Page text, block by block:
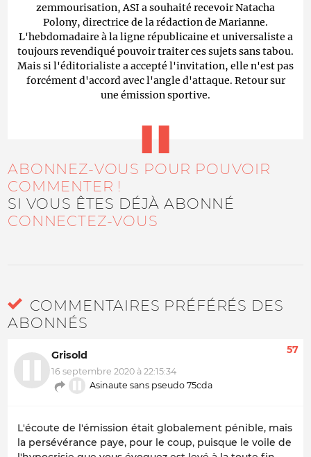
zemmourisation, ASI a souhaité recevoir Natacha
Polony, directrice de la rédaction de Marianne.
L'hebdomadaire à la ligne républicaine et universaliste a
toujours revendiqué pouvoir traiter ces sujets sans tabou.
Mais si l'éditorialiste a accepté l'invitation, elle n'est pas
forcément d'accord avec l'angle d'attaque. Retour sur
une émission sportive.
ABONNEZ-VOUS POUR POUVOIR
COMMENTER !
SI VOUS ÊTES DÉJÀ ABONNÉ
CONNECTEZ-VOUS
COMMENTAIRES PRÉFÉRÉS DES
ABONNÉS
Grisold
16 septembre 2020 à 22:15:34
Asinaute sans pseudo 75cda
57
L'écoute de l'émission était globalement pénible, mais
la persévérance paye, pour le coup, puisque le voile de